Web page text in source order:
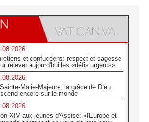
et confucéens: respect et sagesse
relever aujourd'hui les «défis urgents»
Marie-Majeure, la grâce de Dieu
encore sur le monde
XIV aux jeunes d'Assise: «l'Europe et